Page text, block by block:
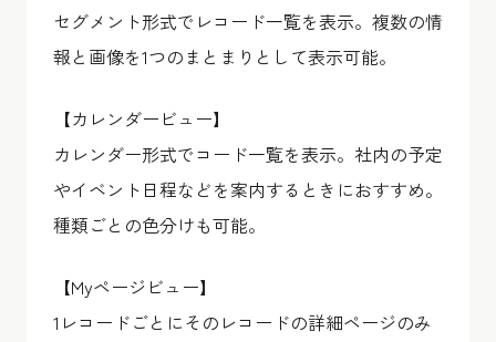
セグメント形式でレコード一覧を表示。複数の情
報と画像を1つのまとまりとして表示可能。
【カレンダービュー】
カレンダー形式でコード一覧を表示。社内の予定
やイベント日程などを案内するときにおすすめ。
種類ごとの色分けも可能。
【Myページビュー】
1レコードごとにそのレコードの詳細ページのみ